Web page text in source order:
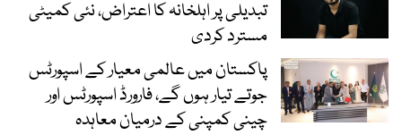
تبدیلی پر اہلخانہ کا اعتراض، نئی کمیٹی
مسترد کردی
پاکستان میں عالمی معیار کے اسپورٹس
جوتے تیار ہوں گے، فارورڈ اسپورٹس اور
چینی کمپنی کے درمیان معاہدہ